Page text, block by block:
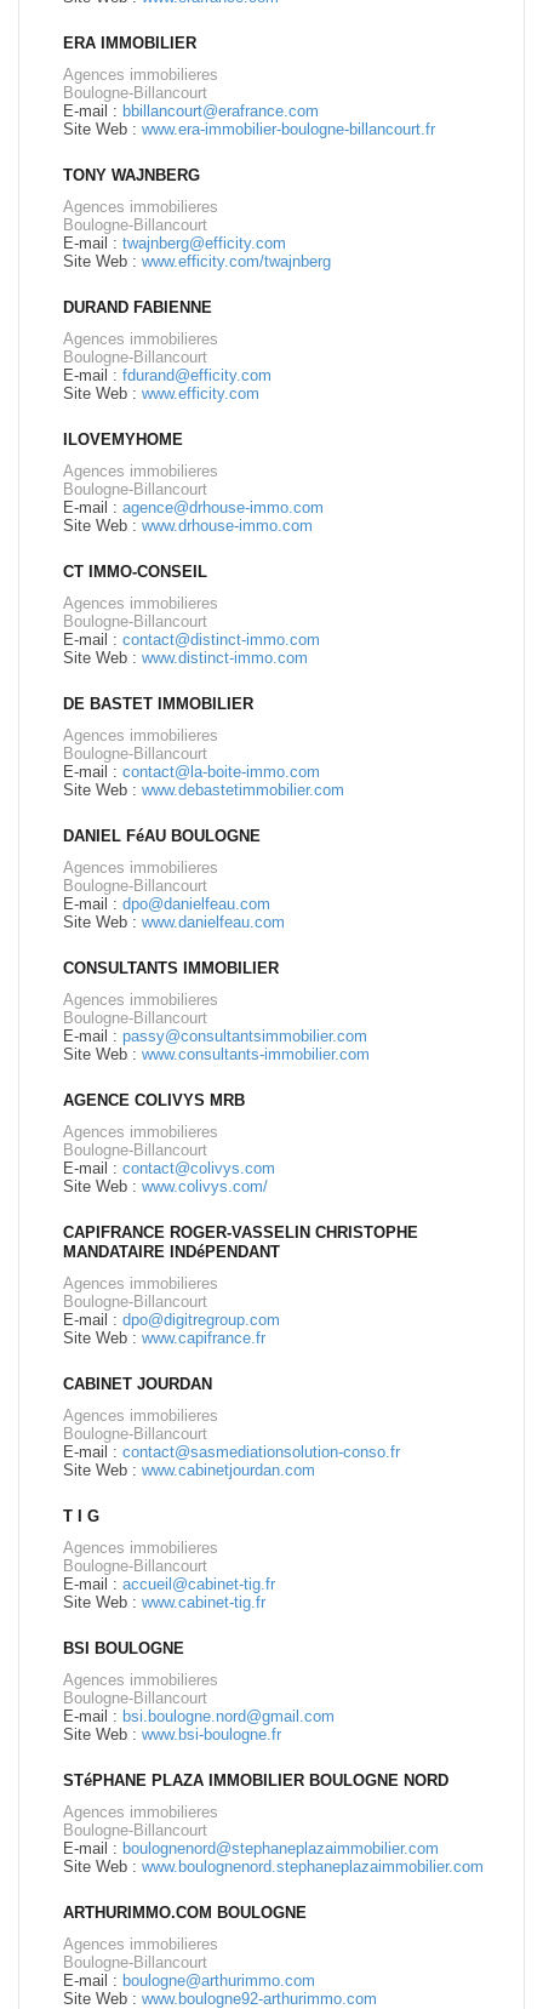
ERA IMMOBILIER
Agences immobilieres
Boulogne-Billancourt
E-mail : bbillancourt@erafrance.com
Site Web : www.era-immobilier-boulogne-billancourt.fr
TONY WAJNBERG
Agences immobilieres
Boulogne-Billancourt
E-mail : twajnberg@efficity.com
Site Web : www.efficity.com/twajnberg
DURAND FABIENNE
Agences immobilieres
Boulogne-Billancourt
E-mail : fdurand@efficity.com
Site Web : www.efficity.com
ILOVEMYHOME
Agences immobilieres
Boulogne-Billancourt
E-mail : agence@drhouse-immo.com
Site Web : www.drhouse-immo.com
CT IMMO-CONSEIL
Agences immobilieres
Boulogne-Billancourt
E-mail : contact@distinct-immo.com
Site Web : www.distinct-immo.com
DE BASTET IMMOBILIER
Agences immobilieres
Boulogne-Billancourt
E-mail : contact@la-boite-immo.com
Site Web : www.debastetimmobilier.com
DANIEL FéAU BOULOGNE
Agences immobilieres
Boulogne-Billancourt
E-mail : dpo@danielfeau.com
Site Web : www.danielfeau.com
CONSULTANTS IMMOBILIER
Agences immobilieres
Boulogne-Billancourt
E-mail : passy@consultantsimmobilier.com
Site Web : www.consultants-immobilier.com
AGENCE COLIVYS MRB
Agences immobilieres
Boulogne-Billancourt
E-mail : contact@colivys.com
Site Web : www.colivys.com/
CAPIFRANCE ROGER-VASSELIN CHRISTOPHE
MANDATAIRE INDéPENDANT
Agences immobilieres
Boulogne-Billancourt
E-mail : dpo@digitregroup.com
Site Web : www.capifrance.fr
CABINET JOURDAN
Agences immobilieres
Boulogne-Billancourt
E-mail : contact@sasmediationsolution-conso.fr
Site Web : www.cabinetjourdan.com
T I G
Agences immobilieres
Boulogne-Billancourt
E-mail : accueil@cabinet-tig.fr
Site Web : www.cabinet-tig.fr
BSI BOULOGNE
Agences immobilieres
Boulogne-Billancourt
E-mail : bsi.boulogne.nord@gmail.com
Site Web : www.bsi-boulogne.fr
STéPHANE PLAZA IMMOBILIER BOULOGNE NORD
Agences immobilieres
Boulogne-Billancourt
E-mail : boulognenord@stephaneplazaimmobilier.com
Site Web : www.boulognenord.stephaneplazaimmobilier.com
ARTHURIMMO.COM BOULOGNE
Agences immobilieres
Boulogne-Billancourt
E-mail : boulogne@arthurimmo.com
Site Web : www.boulogne92-arthurimmo.com